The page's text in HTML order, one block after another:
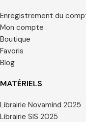
Enregistrement du
Mon compte
Boutique
Favoris
Blog
MATÉRIELS
Librairie Novamind 2025
Librairie SIS 2025